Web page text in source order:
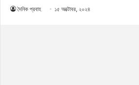
দৈনিক প্রবাহ ১৫ অক্টোবর, ২০২৪